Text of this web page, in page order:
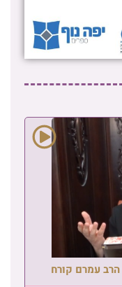
עמרם קורח